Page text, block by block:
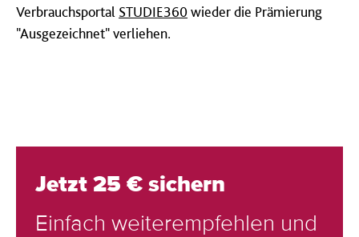
Verbrauchsportal STUDIE360wieder die Prämierung
"Ausgezeichnet" verliehen.
Jetzt 25 € sichern
Einfach weiterempfehlen und